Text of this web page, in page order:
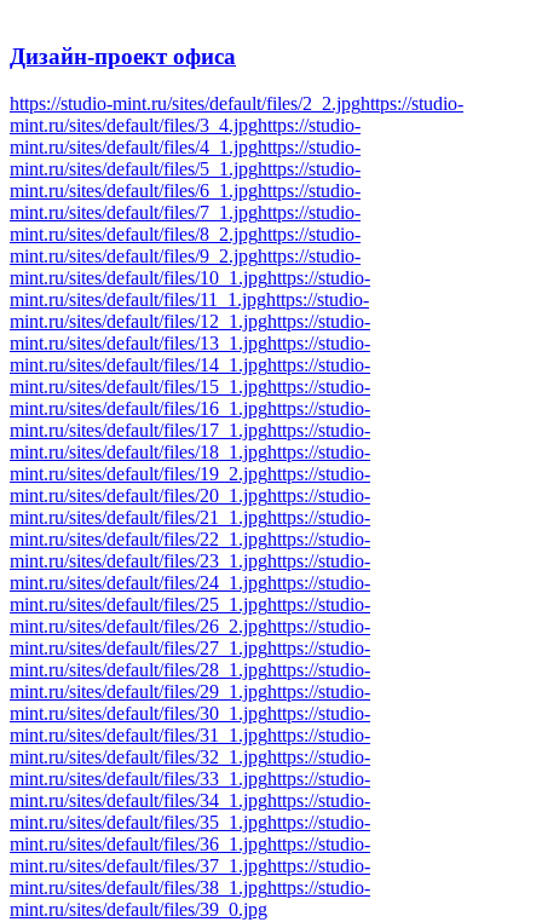
Дизайн-проектофиса
https://studio-mint.ru/sites/default/files/2_2.jpghttps://studio-
mint.ru/sites/default/files/3_4.jpghttps://studio-
mint.ru/sites/default/files/4_1.jpghttps://studio-
mint.ru/sites/default/files/5_1.jpghttps://studio-
mint.ru/sites/default/files/6_1.jpghttps://studio-
mint.ru/sites/default/files/7_1.jpghttps://studio-
mint.ru/sites/default/files/8_2.jpghttps://studio-
mint.ru/sites/default/files/9_2.jpghttps://studio-
mint.ru/sites/default/files/10_1.jpghttps://studio-
mint.ru/sites/default/files/11_1.jpghttps://studio-
mint.ru/sites/default/files/12_1.jpghttps://studio-
mint.ru/sites/default/files/13_1.jpghttps://studio-
mint.ru/sites/default/files/14_1.jpghttps://studio-
mint.ru/sites/default/files/15_1.jpghttps://studio-
mint.ru/sites/default/files/16_1.jpghttps://studio-
mint.ru/sites/default/files/17_1.jpghttps://studio-
mint.ru/sites/default/files/18_1.jpghttps://studio-
mint.ru/sites/default/files/19_2.jpghttps://studio-
mint.ru/sites/default/files/20_1.jpghttps://studio-
mint.ru/sites/default/files/21_1.jpghttps://studio-
mint.ru/sites/default/files/22_1.jpghttps://studio-
mint.ru/sites/default/files/23_1.jpghttps://studio-
mint.ru/sites/default/files/24_1.jpghttps://studio-
mint.ru/sites/default/files/25_1.jpghttps://studio-
mint.ru/sites/default/files/26_2.jpghttps://studio-
mint.ru/sites/default/files/27_1.jpghttps://studio-
mint.ru/sites/default/files/28_1.jpghttps://studio-
mint.ru/sites/default/files/29_1.jpghttps://studio-
mint.ru/sites/default/files/30_1.jpghttps://studio-
mint.ru/sites/default/files/31_1.jpghttps://studio-
mint.ru/sites/default/files/32_1.jpghttps://studio-
mint.ru/sites/default/files/33_1.jpghttps://studio-
mint.ru/sites/default/files/34_1.jpghttps://studio-
mint.ru/sites/default/files/35_1.jpghttps://studio-
mint.ru/sites/default/files/36_1.jpghttps://studio-
mint.ru/sites/default/files/37_1.jpghttps://studio-
mint.ru/sites/default/files/38_1.jpghttps://studio-
mint.ru/sites/default/files/39_0.jpg